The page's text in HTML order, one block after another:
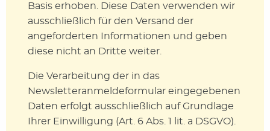
Basis erhoben. Diese Daten verwenden wir
ausschließlich für den Versand der
angeforderten Informationen und geben
diese nicht an Dritte weiter.
Die Verarbeitung der in das
Newsletteranmeldeformular eingegebenen
Daten erfolgt ausschließlich auf Grundlage
Ihrer Einwilligung (Art. 6 Abs. 1 lit. a DSGVO).